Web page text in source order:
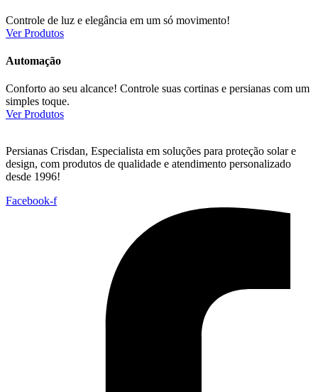
Controle de luz e elegância em um só movimento!
Ver Produtos
Automação
Conforto ao seu alcance! Controle suas cortinas e persianas com um
simples toque.
Ver Produtos
Persianas Crisdan, Especialista em soluções para proteção solar e
design, com produtos de qualidade e atendimento personalizado
desde 1996!
Facebook-f